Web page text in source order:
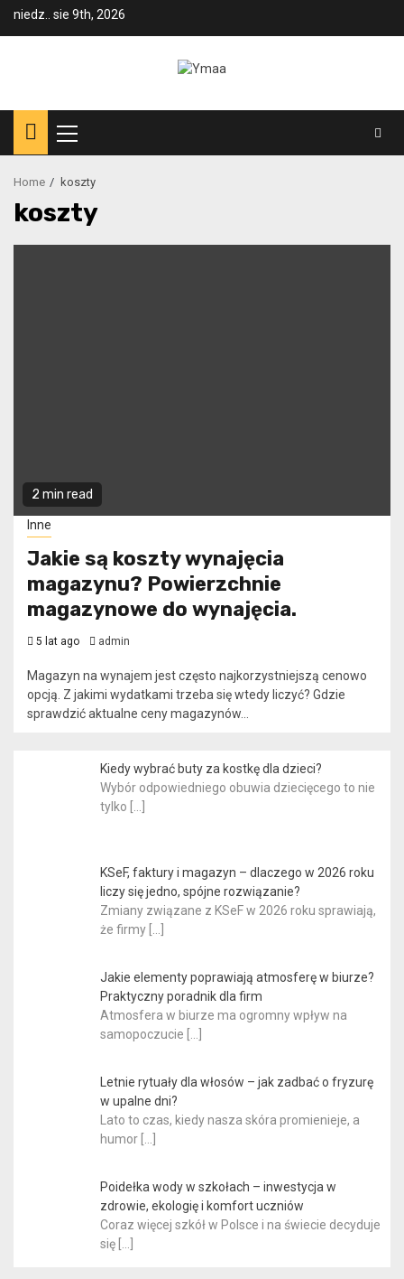
Skipniedz.. sie 9th, 2026
Menu
Home koszty
koszty
2 min read
Inne
Jakie są koszty wynajęcia
magazynu? Powierzchnie
magazynowe do wynajęcia.
5 lat ago admin
Magazyn na wynajem jest często najkorzystniejszą cenowo
opcją. Z jakimi wydatkami trzeba się wtedy liczyć? Gdzie
sprawdzić aktualne ceny magazynów...
Kiedy wybrać buty za kostkę dla dzieci?
Wybór odpowiedniego obuwia dziecięcego to nie
tylko
KSeF, faktury i magazyn – dlaczego w 2026 roku
liczy się jedno, spójne rozwiązanie?
Zmiany związane z KSeF w 2026 roku sprawiają,
że firmy […]
Jakie elementy poprawiają atmosferę w biurze?
Praktyczny poradnik dla firm
Atmosfera w biurze ma ogromny wpływ na
samopoczucie
Letnie rytuały dla włosów – jak zadbać o fryzurę
w upalne dni?
Lato to czas, kiedy nasza skóra promienieje, a
humor
Poidełka wody w szkołach – inwestycja w
zdrowie, ekologię i komfort uczniów
Coraz więcej szkół w Polsce i na świecie decyduje
się […]